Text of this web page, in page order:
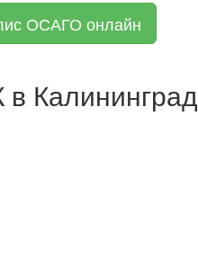
ОСАГО онлайн
Калининград